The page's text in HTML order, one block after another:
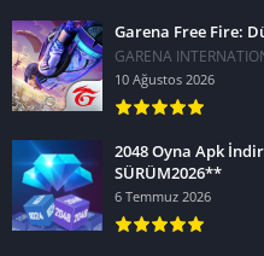
Garena Free Fire:
GARENA
10 Ağustos 2026
2048 Oyna Apk
SÜRÜM2026**
6 Temmuz 2026